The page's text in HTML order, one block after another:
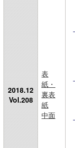
2018.12
Vol.208
表
紙・
裏表
紙
中面